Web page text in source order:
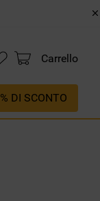
Carrello
DI SCONTO